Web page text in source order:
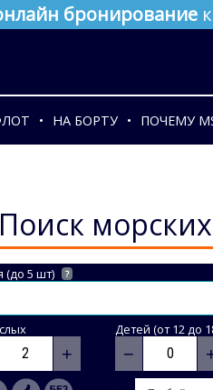
бронирование
НА БОРТУ ПОЧЕМУ
Поиск
(до 5 шт) ?
+
Детей (от 12 до
−